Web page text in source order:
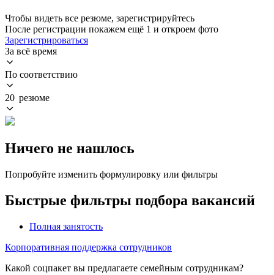
Чтобы видеть все резюме, зарегистрируйтесь
После регистрации покажем ещё 1 и откроем фото
Зарегистрироваться
За всё время
По соответствию
20 резюме
Ничего не нашлось
Попробуйте изменить формулировку или фильтры
Быстрые фильтры подбора вакансий
Полная занятость
Корпоративная поддержка сотрудников
Какой соцпакет вы предлагаете семейным сотрудникам?